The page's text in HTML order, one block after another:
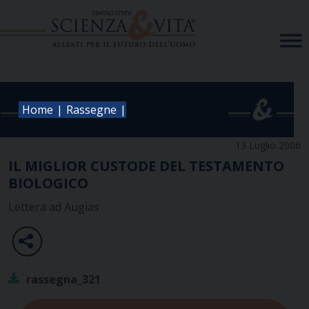
Home | Rassegne |
13 Luglio 2006
IL MIGLIOR CUSTODE DEL TESTAMENTO
BIOLOGICO
Lettera ad Augias
rassegna_321